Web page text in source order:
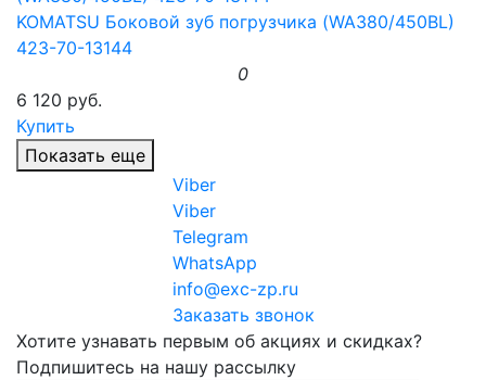
KOMATSU Боковой зуб погрузчика (WA380/450BL)
423-70-13144
0
6 120 руб.
Купить
Показать еще
Viber
Viber
Telegram
WhatsApp
info@exc-zp.ru
Заказать звонок
Хотите узнавать первым об акциях и скидках?
Подпишитесь на нашу рассылку